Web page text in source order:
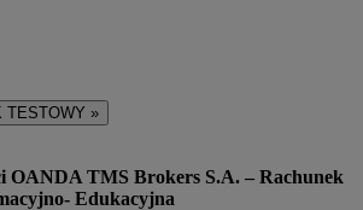
TESTOWY »
OANDA TMS Brokers S.A. – Rachunek
Edukacyjna